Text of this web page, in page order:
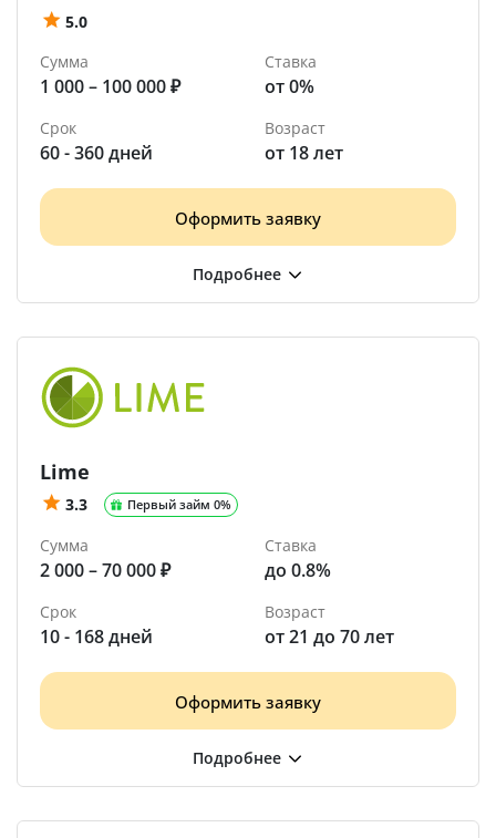
5.0
Сумма
1 000 – 100 000 ₽
Ставка
от 0%
Срок
60 - 360 дней
Возраст
от 18 лет
Оформить заявку
Lime
3.3 Первый займ 0%
Сумма
2 000 – 70 000 ₽
Ставка
до 0.8%
Срок
10 - 168 дней
Возраст
от 21 до 70 лет
Оформить заявку